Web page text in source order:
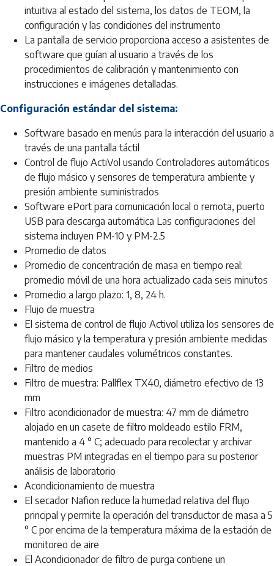
intuitiva al estado del sistema, los datos de TEOM, la
configuración y las condiciones del instrumento
La pantalla de servicio proporciona acceso a asistentes de
software que guían al usuario a través de los
procedimientos de calibración y mantenimiento con
instrucciones e imágenes detalladas.
Configuración estándar del sistema:
Software basado en menús para la interacción del usuario a
través de una pantalla táctil
Control de flujo ActiVol usando Controladores automáticos
de flujo másico y sensores de temperatura ambiente y
presión ambiente suministrados
Software ePort para comunicación local o remota, puerto
USB para descarga automática Las configuraciones del
sistema incluyen PM-10 y PM-2.5
Promedio de datos
Promedio de concentración de masa en tiempo real:
promedio móvil de una hora actualizado cada seis minutos
Promedio a largo plazo: 1, 8, 24 h.
Flujo de muestra
El sistema de control de flujo Activol utiliza los sensores de
flujo másico y la temperatura y presión ambiente medidas
para mantener caudales volumétricos constantes.
Filtro de medios
Filtro de muestra: Pallflex TX40, diámetro efectivo de 13
mm
Filtro acondicionador de muestra: 47 mm de diámetro
alojado en un casete de filtro moldeado estilo FRM,
mantenido a 4 ° C; adecuado para recolectar y archivar
muestras PM integradas en el tiempo para su posterior
análisis de laboratorio
Acondicionamiento de muestra
El secador Nafion reduce la humedad relativa del flujo
principal y permite la operación del transductor de masa a 5
° C por encima de la temperatura máxima de la estación de
monitoreo de aire
El Acondicionador de filtro de purga contiene un